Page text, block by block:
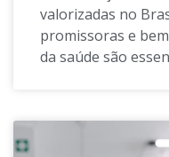
valorizadas no
promissoras e
da saúde são